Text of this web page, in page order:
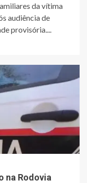
da vítima
audiência de
provisória....
na Rodovia